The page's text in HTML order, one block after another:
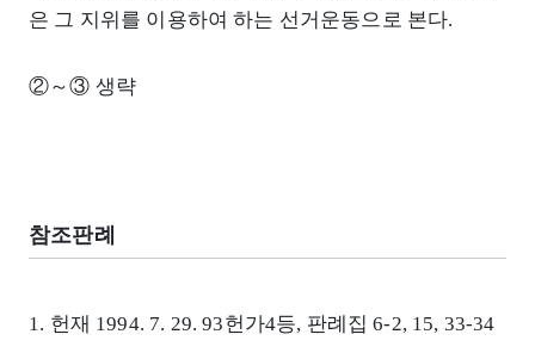
은 그 지위를 이용하여 하는 선거운동으로 본다.
②～③ 생략
참조판례
1. 헌재 1994. 7. 29. 93헌가4등, 판례집 6-2, 15, 33-34